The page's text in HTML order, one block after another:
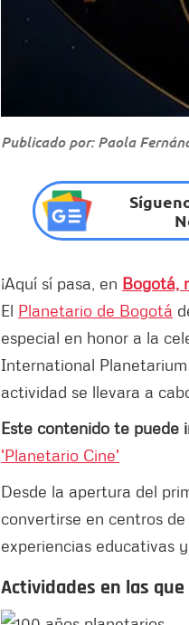
Publicado por: Paola
¡Aquí sí pasa, en Bogotá,
El Planetario de Bogotá
especial en honor a la
International
actividad se llevara a
Este contenido te puede
'Planetario Cine'
Desde la apertura del
convertirse en centros
experiencias educativas
Actividades en las